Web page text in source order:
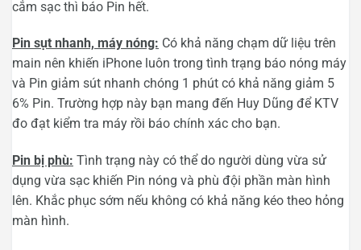
cắm sạc thì báo Pin hết.
Pin sụt nhanh, máy nóng: Có khả năng chạm dữ liệu trên
main nên khiến iPhone luôn trong tình trạng báo nóng máy
và Pin giảm sút nhanh chóng 1 phút có khả năng giảm 5
6% Pin. Trường hợp này bạn mang đến Huy Dũng để KTV
đo đạt kiểm tra máy rồi báo chính xác cho bạn.
Pin bị phù: Tình trạng này có thể do người dùng vừa sử
dụng vừa sạc khiến Pin nóng và phù đội phần màn hình
lên. Khắc phục sớm nếu không có khả năng kéo theo hỏng
màn hình.